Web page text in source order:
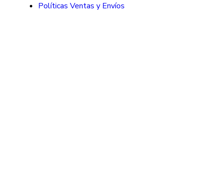
Políticas Ventas y Envíos